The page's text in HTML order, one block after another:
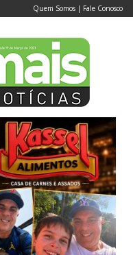
Quem Somos | Fale Conosco